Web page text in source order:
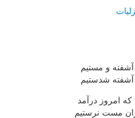
و مستیم
آشفته شدستیم
امروز درآمد
مست نرستیم